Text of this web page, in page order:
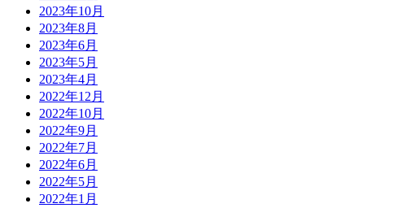
2023年10月
2023年8月
2023年6月
2023年5月
2023年4月
2022年12月
2022年10月
2022年9月
2022年7月
2022年6月
2022年5月
2022年1月